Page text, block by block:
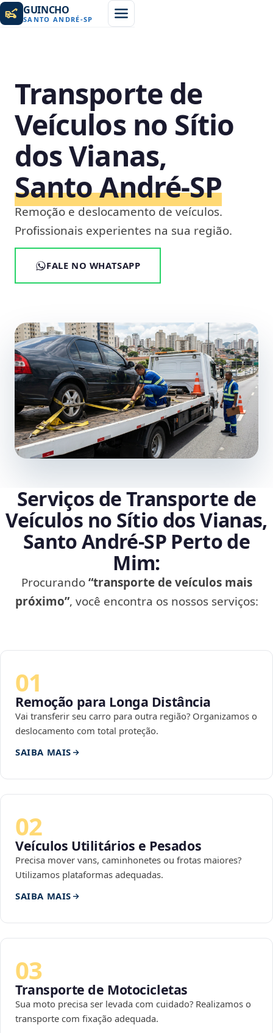
GUINCHO
SANTO ANDRÉ-SP
Transporte de
Veículos no Sítio
dos Vianas,
Santo André‑SP
Remoção e deslocamento de veículos.
Profissionais experientes na sua região.
FALE NO WHATSAPP
Serviços de Transporte de
Veículos no Sítio dos Vianas,
Santo André‑SP Perto de
Mim:
Procurando“transporte de veículos mais
próximo”, você encontra os nossos serviços:
01
Remoção para Longa Distância
Vai transferir seu carro para outra região? Organizamos o
deslocamento com total proteção.
SAIBA MAIS
02
Veículos Utilitários e Pesados
Precisa mover vans, caminhonetes ou frotas maiores?
Utilizamos plataformas adequadas.
SAIBA MAIS
03
Transporte de Motocicletas
Sua moto precisa ser levada com cuidado? Realizamos o
transporte com fixação adequada.